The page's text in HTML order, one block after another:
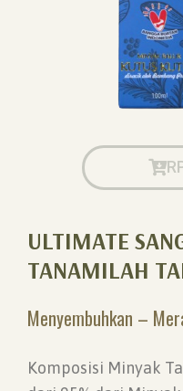
ULTIMATE
TANAMILAH
Menyembuhkan –
Komposisi Minyak